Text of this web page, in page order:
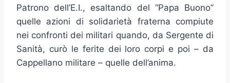
Patrono dell’E.I., esaltando del “Papa Buono”
quelle azioni di solidarietà fraterna compiute
nei confronti dei militari quando, da Sergente di
Sanità, curò le ferite dei loro corpi e poi – da
Cappellano militare – quelle dell’anima.